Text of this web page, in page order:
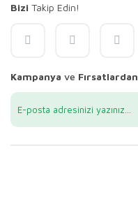
Bizi Takip Edin!
Kampanya ve Fırsatlardan